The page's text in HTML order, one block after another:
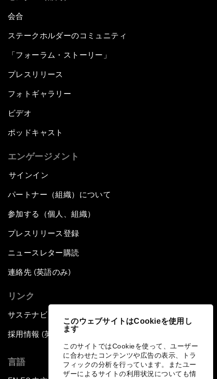
このウェブサイトはCookieを使用し
ます
このサイトではCookieを使って、ユーザー
に合わせたコンテンツや広告の表示、トラ
フィックの分析を行っています。またユー
ザーによるサイトの利用状況についても情
会合
ステークホルダーのコミュニティ
「フォーラム・ストーリー」
プレスリリース
フォトギャラリー
ビデオ
ポッドキャスト
エンゲージメント
サインイン
パートナー（組織）について
参加する（個人、組織）
プレスリリース登録
ニュースレター購読
連絡先 (英語のみ)
リンク
サステナビリティへの取り組み
採用情報 (英語のみ)
言語